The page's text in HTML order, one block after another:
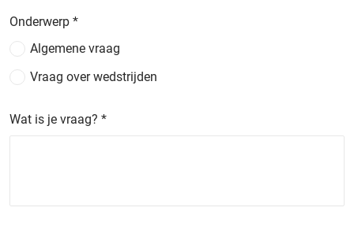
Onderwerp *
Algemene vraag
Vraag over wedstrijden
Wat is je vraag? *